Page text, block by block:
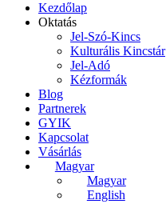
Kezdőlap
Oktatás
Jel-Szó-Kincs
Kulturális Kincstár
Jel-Adó
Kézformák
Blog
Partnerek
GYIK
Kapcsolat
Vásárlás
Magyar
Magyar
English